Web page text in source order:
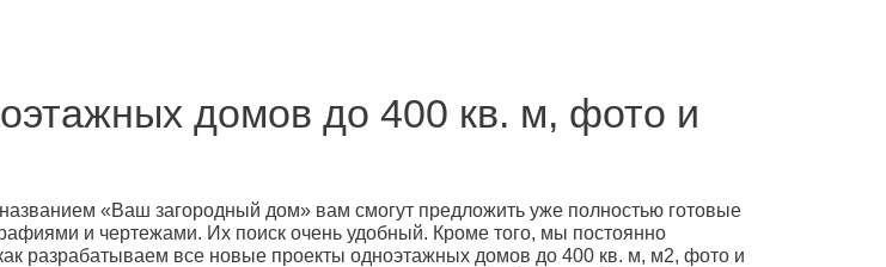
домов до 400 кв. м, фото и
«Ваш загородный дом» вам смогут предложить уже полностью готовые
и чертежами. Их поиск очень удобный. Кроме того, мы постоянно
разрабатываем все новые проекты одноэтажных домов до 400 кв. м, м2, фото и